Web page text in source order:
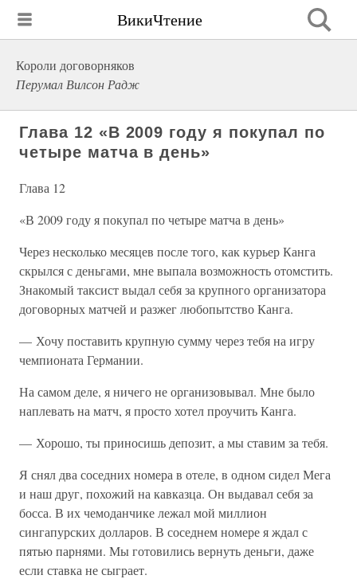
ВикиЧтение
Короли договорняков
Перумал Вилсон Радж
Глава 12 «В 2009 году я покупал по
четыре матча в день»
Глава 12
«В 2009 году я покупал по четыре матча в день»
Через несколько месяцев после того, как курьер Канга
скрылся с деньгами, мне выпала возможность отомстить.
Знакомый таксист выдал себя за крупного организатора
договорных матчей и разжег любопытство Канга.
— Хочу поставить крупную сумму через тебя на игру
чемпионата Германии.
На самом деле, я ничего не организовывал. Мне было
наплевать на матч, я просто хотел проучить Канга.
— Хорошо, ты приносишь депозит, а мы ставим за тебя.
Я снял два соседних номера в отеле, в одном сидел Мега
и наш друг, похожий на кавказца. Он выдавал себя за
босса. В их чемоданчике лежал мой миллион
сингапурских долларов. В соседнем номере я ждал с
пятью парнями. Мы готовились вернуть деньги, даже
если ставка не сыграет.